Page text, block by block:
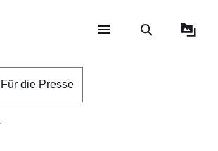
Für die Presse